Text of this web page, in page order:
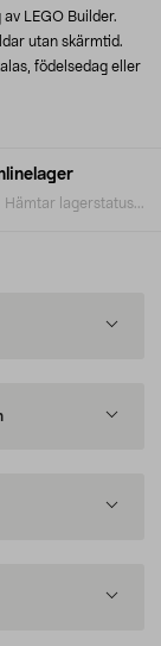
Hämtar lagerstatus...
LEGO Builder.
utan skärmtid.
födelsedag eller